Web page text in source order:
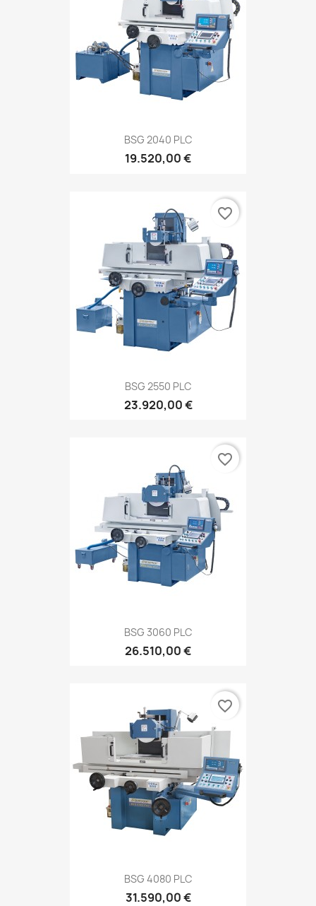
BSG 2040 PLC
19.520,00 €
BSG 2550 PLC
23.920,00 €
favorite_border
BSG 3060 PLC
26.510,00 €
favorite_border
BSG 4080 PLC
31.590,00 €
favorite_border